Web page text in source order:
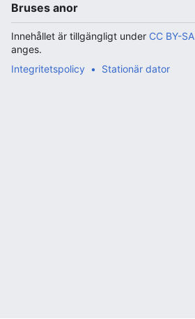
Bruses anor
Innehållet är tillgängligt under CC BY-SA
anges.
Integritetspolicy
Stationär dator